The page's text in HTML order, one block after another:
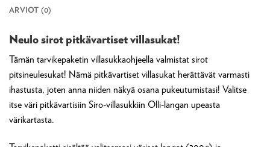
ARVIOT (0)
Neulo sirot pitkävartiset villasukat!
Tämän tarvikepaketin villasukkaohjeella valmistat sirot
pitsineulesukat! Nämä pitkävartiset villasukat herättävät varmasti
ihastusta, joten anna niiden näkyä osana pukeutumistasi! Valitse
itse väri pitkävartisiin Siro-villasukkiin Olli-langan upeasta
värikartasta.